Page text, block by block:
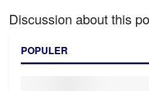
Discussion about this
POPULER